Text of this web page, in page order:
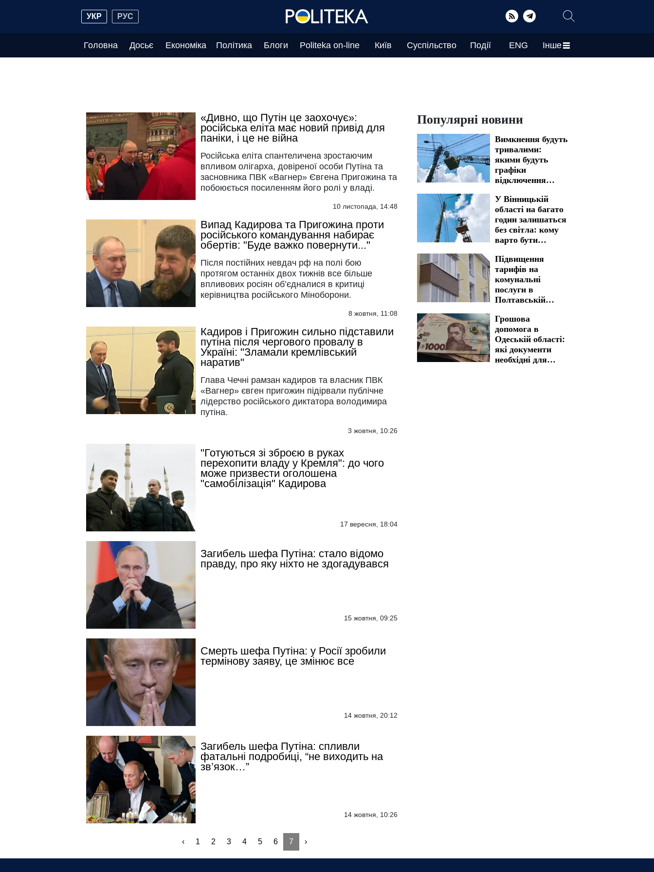
УКР РУС
Головна Досьє Економіка Політика Блоги Politeka on-line Київ Суспільство Події ENG Інше
«Дивно, що Путін це заохочує»:
російська еліта має новий привід для
паніки, і це не війна
Російська еліта спантеличена зростаючим
впливом олігарха, довіреної особи Путіна та
засновника ПВК «Вагнер» Євгена Пригожина та
побоюється посиленням його ролі у владі.
10 листопада, 14:48
Випад Кадирова та Пригожина проти
російського командування набирає
обертів: "Буде важко повернути..."
Після постійних невдач рф на полі бою
протягом останніх двох тижнів все більше
впливових росіян об’єдналися в критиці
керівництва російського Міноборони.
8 жовтня, 11:08
Кадиров і Пригожин сильно підставили
путіна після чергового провалу в
Україні: "Зламали кремлівський
наратив"
Глава Чечні рамзан кадиров та власник ПВК
«Вагнер» євген пригожин підірвали публічне
лідерство російського диктатора володимира
путіна.
3 жовтня, 10:26
"Готуються зі зброєю в руках
перехопити владу у Кремля": до чого
може призвести оголошена
"самобілізація" Кадирова
17 вересня, 18:04
Загибель шефа Путіна: стало відомо
правду, про яку ніхто не здогадувався
15 жовтня, 09:25
Смерть шефа Путіна: у Росії зробили
термінову заяву, це змінює все
14 жовтня, 20:12
Загибель шефа Путіна: спливли
фатальні подробиці, “не виходить на
зв’язок…”
14 жовтня, 10:26
‹ 1 2 3 4 5 6 7 ›
Популярні новини
Вимкнення будуть
тривалими:
якими будуть
графіки
відключення
Запоріжжі на 7
серпня
У Вінницькій
області на багато
годин залишаться
без світла: кому
варто бути
графіків
відключення на 7
серпня
Підвищення
тарифів на
комунальні
послуги в
Полтавській
вартість стала
реальністю
Грошова
допомога в
Одеській області:
які документи
необхідні для